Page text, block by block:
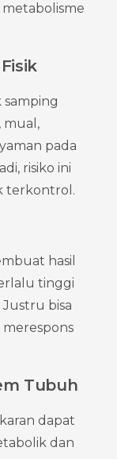
mual,
pada
risiko ini
terkontrol.
hasil
tinggi
bisa
Tubuh
dapat
dan